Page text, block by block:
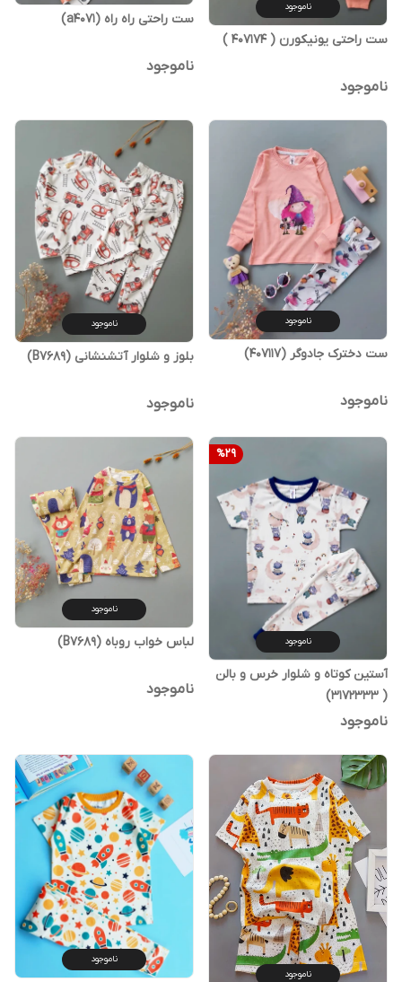
ناموجود
ست راحتی یونیکورن ( 407174 )
ناموجود
ست راحتی راه راه (a4071)
ناموجود
ناموجود
ست دخترک جادوگر (407117)
ناموجود
ناموجود
بلوز و شلوار آتشنشانی (B7689)
ناموجود
%29
ناموجود
آستین کوتاه و شلوار خرس و بالن
( 3172333)
ناموجود
ناموجود
لباس خواب روباه (B7689)
ناموجود
ناموجود
ناموجود